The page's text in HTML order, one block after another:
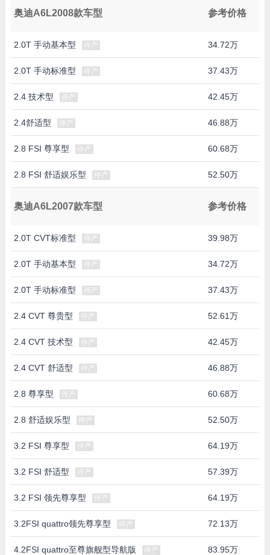
奥迪A6L2008款车型 参考价格
2.0T 手动基本型 停产 34.72万
2.0T 手动标准型 停产 37.43万
2.4 技术型 停产 42.45万
2.4舒适型 停产 46.88万
2.8 FSI 尊享型 停产 60.68万
2.8 FSI 舒适娱乐型 停产 52.50万
奥迪A6L2007款车型 参考价格
2.0T CVT标准型 停产 39.98万
2.0T 手动基本型 停产 34.72万
2.0T 手动标准型 停产 37.43万
2.4 CVT 尊贵型 停产 52.61万
2.4 CVT 技术型 停产 42.45万
2.4 CVT 舒适型 停产 46.88万
2.8 尊享型 停产 60.68万
2.8 舒适娱乐型 停产 52.50万
3.2 FSI 尊享型 停产 64.19万
3.2 FSI 舒适型 停产 57.39万
3.2 FSI 领先尊享型 停产 64.19万
3.2FSI quattro领先尊享型 停产 72.13万
4.2FSI quattro至尊旗舰型导航版 停产 83.95万